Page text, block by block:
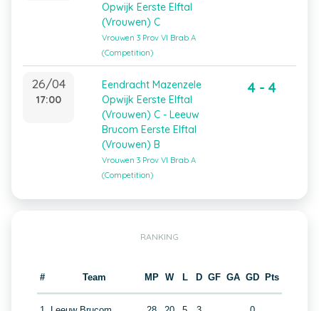
Opwijk Eerste Elftal
(Vrouwen) C
Vrouwen 3 Prov Vl Brab A
(Competition)
26/04
17:00
Eendracht Mazenzele
Opwijk Eerste Elftal
(Vrouwen) C - Leeuw
Brucom Eerste Elftal
(Vrouwen) B
Vrouwen 3 Prov Vl Brab A
(Competition)
4 - 4
RANKING
# Team MP W L D GF GA GD Pts